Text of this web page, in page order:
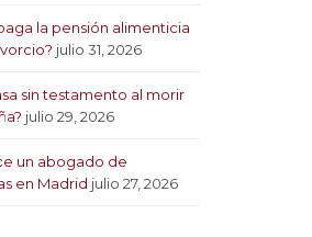
la pensión alimenticia
julio 31, 2026
sin testamento al morir
julio 29, 2026
un abogado de
en Madrid julio 27, 2026